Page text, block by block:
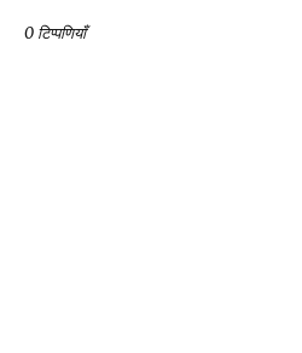
0 टिप्पणियाँ